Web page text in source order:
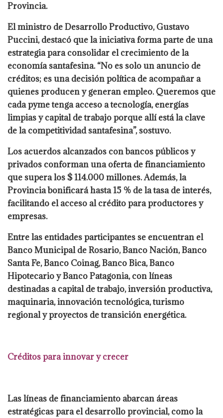
Provincia.
El ministro de Desarrollo Productivo, Gustavo
Puccini, destacó que la iniciativa forma parte de una
estrategia para consolidar el crecimiento de la
economía santafesina. “No es solo un anuncio de
créditos; es una decisión política de acompañar a
quienes producen y generan empleo. Queremos que
cada pyme tenga acceso a tecnología, energías
limpias y capital de trabajo porque allí está la clave
de la competitividad santafesina”, sostuvo.
Los acuerdos alcanzados con bancos públicos y
privados conforman una oferta de financiamiento
que supera los $ 114.000 millones. Además, la
Provincia bonificará hasta 15 % de la tasa de interés,
facilitando el acceso al crédito para productores y
empresas.
Entre las entidades participantes se encuentran el
Banco Municipal de Rosario, Banco Nación, Banco
Santa Fe, Banco Coinag, Banco Bica, Banco
Hipotecario y Banco Patagonia, con líneas
destinadas a capital de trabajo, inversión productiva,
maquinaria, innovación tecnológica, turismo
regional y proyectos de transición energética.
Créditos para innovar y crecer
Las líneas de financiamiento abarcan áreas
estratégicas para el desarrollo provincial, como la